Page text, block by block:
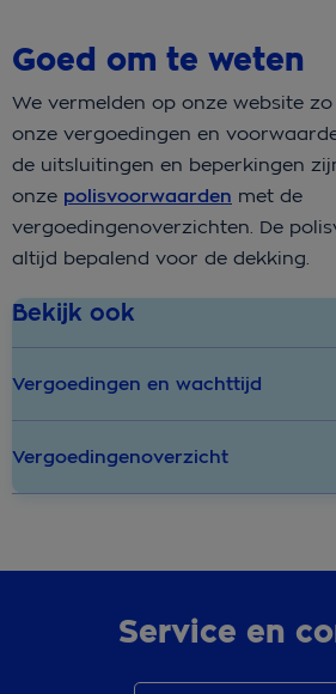
Goed om te weten
We vermelden op onze website
onze vergoedingen en
de uitsluitingen en beperkingen
onze polisvoorwaarden met de
vergoedingenoverzichten. De
altijd bepalend voor de dekking.
Bekijk ook
Vergoedingen en wachttijd
Vergoedingenoverzicht
Service en